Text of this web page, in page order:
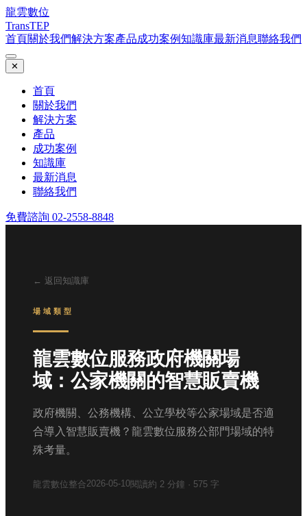
龍雲數位
TransTEP
首頁關於我們解決方案產品成功案例知識庫最新消息聯絡我們
✕
首頁
關於我們
解決方案
產品
成功案例
知識庫
最新消息
聯絡我們
免費諮詢 02-2558-8848
← 返回知識庫
場域類型
龍雲數位服務政府機關場
域：公家機關的智慧販賣機
政府機關、公務機構、公立學校等公家場域是否適
合導入智慧販賣機？龍雲數位服務公部門場域的特
殊考量。
龍雲數位整合2026-05-10閱讀約 2 分鐘 · 575 字